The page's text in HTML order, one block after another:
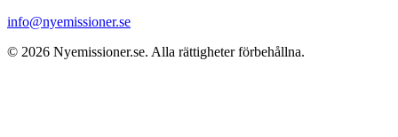
info@nyemissioner.se
© 2026 Nyemissioner.se. Alla rättigheter förbehållna.